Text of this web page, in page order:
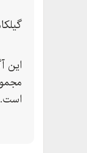
این
است.